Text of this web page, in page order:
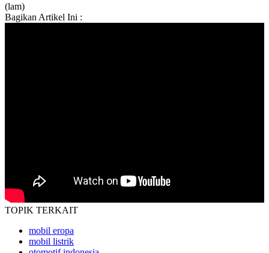
(lam)
Bagikan Artikel Ini :
TOPIK TERKAIT
mobil eropa
mobil listrik